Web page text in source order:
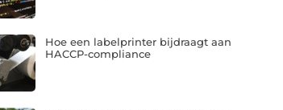
Hoe een labelprinter bijdraagt aan
HACCP-compliance